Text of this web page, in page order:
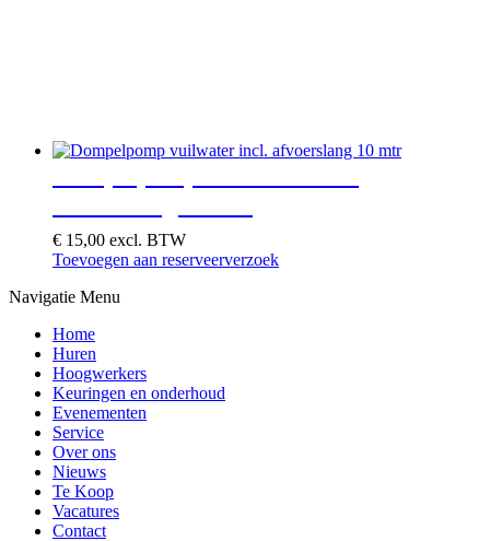
€ 15,00 excl. BTW
Toevoegen aan reserveerverzoek
Navigatie Menu
Home
Huren
Hoogwerkers
Keuringen en onderhoud
Evenementen
Service
Over ons
Nieuws
Te Koop
Vacatures
Contact